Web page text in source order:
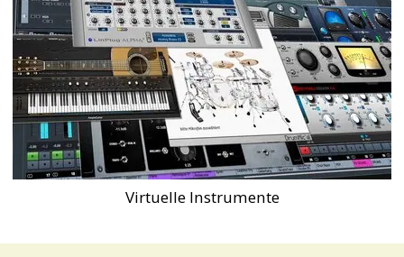
Virtuelle Instrumente